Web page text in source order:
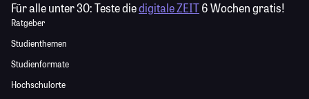
Für alle unter 30:Teste diedigitale ZEIT6 Wochen gratis!
Ratgeber
Studienthemen
Studienformate
Hochschulorte